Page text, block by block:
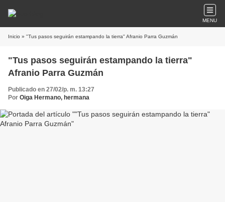
MENU
Inicio » "Tus pasos seguirán estampando la tierra" Afranio Parra Guzmán
"Tus pasos seguirán estampando la tierra"
Afranio Parra Guzmán
Publicado en 27/02/p. m. 13:27
Por Oiga Hermano, hermana